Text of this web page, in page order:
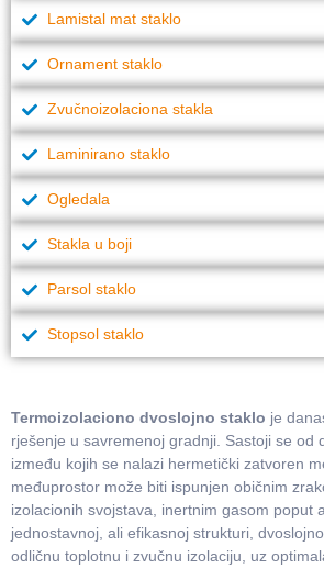
Lamistal mat staklo
Ornament staklo
Zvučnoizolaciona stakla
Laminirano staklo
Ogledala
Stakla u boji
Parsol staklo
Stopsol staklo
Termoizolaciono dvoslojno staklo je
rješenje u savremenoj gradnji. Sastoji se od
između kojih se nalazi hermetički zatvoren
međuprostor može biti ispunjen običnim
izolacionih svojstava, inertnim gasom poput
jednostavnoj, ali efikasnoj strukturi,
odličnu toplotnu i zvučnu izolaciju, uz